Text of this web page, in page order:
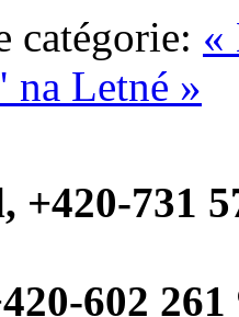
catégorie: «
na Letné »
+420-731
602 261